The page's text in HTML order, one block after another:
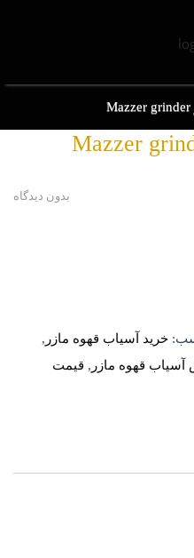
بدون دیدگاه
خرید آسیاب قهوه مازر ,
قهوه مازر , قیمت